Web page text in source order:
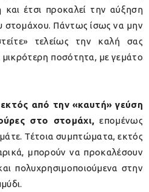
και έτσι προκαλεί την αύξηση
στομάχου. Πάντως ίσως να μην
τελείως την καλή σας
ποσότητα, με γεμάτο
από την «καυτή» γεύση
στο στομάχι,επομένως
Τέτοια συμπτώματα, εκτός
μπορούν να προκαλέσουν
πολυχρησιμοποιούμενα στην